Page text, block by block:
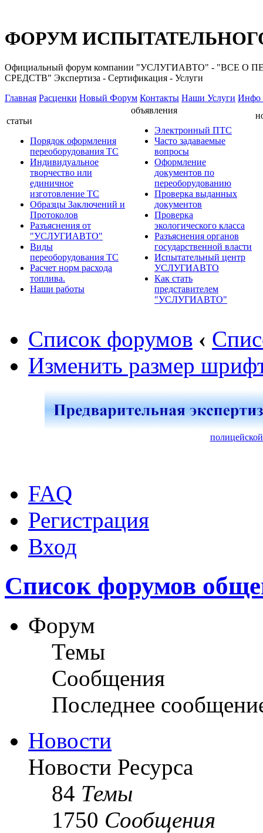
ФОРУМ
Официальный форум компании "УСЛУГИАВТО" -
СРЕДСТВ" Экспертиза - Сертификация - Услуги
Главная Расценки Новый Форум Контакты Наши Услуги Инфо
статьи
Порядок оформления
переоборудования ТС
Индивидуальное
творчество или
единичное
изготовление ТС
Образцы Заключений и
Протоколов
Разъяснения от
"УСЛУГИАВТО"
Виды
переоборудования ТС
Расчет норм расхода
топлива.
Наши работы
объявления
Электронный ПТС
Часто задаваемые
вопросы
Оформление
документов по
переоборудованию
Проверка выданных
документов
Проверка
экологического класса
Разъяснения органов
государственной власти
Испытательный центр
УСЛУГИАВТО
Как стать
представителем
"УСЛУГИАВТО"
Список форумов ‹
Изменить размер
FAQ
Регистрация
Вход
Список форумов
Форум
Темы
Сообщения
Последнее
Новости
Новости Ресурса
84 Темы
1750 Сообщения